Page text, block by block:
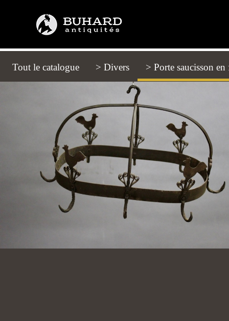
Tout le catalogue (current)
> Divers > Porte saucisson